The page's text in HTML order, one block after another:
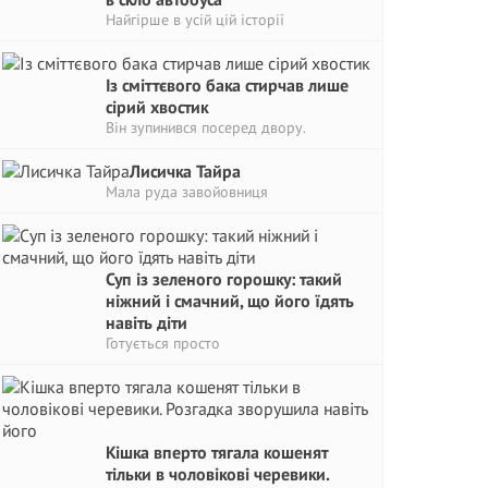
Найгірше в усій цій історії
Із сміттєвого бака стирчав лише
сірий хвостик
Він зупинився посеред двору.
Лисичка Тайра
Мала руда завойовниця
Суп із зеленого горошку: такий
ніжний і смачний, що його їдять
навіть діти
Готується просто
Кішка вперто тягала кошенят
тільки в чоловікові черевики.